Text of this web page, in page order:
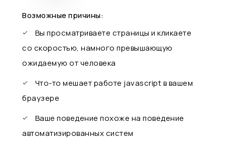
Возможные причины:
Вы просматриваете страницы и кликаете
со скоростью, намного превышающую
ожидаемую от человека
Что-то мешает работе javascript в вашем
браузере
Ваше поведение похоже на поведение
автоматизированных систем